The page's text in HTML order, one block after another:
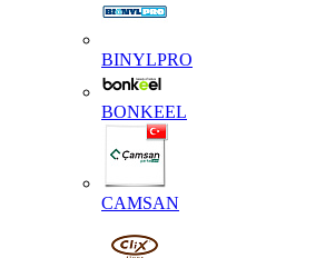
BINYLPRO
BONKEEL
CAMSAN